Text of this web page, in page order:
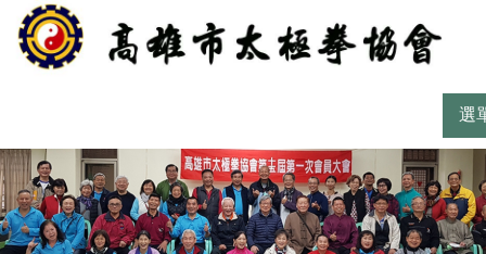
選